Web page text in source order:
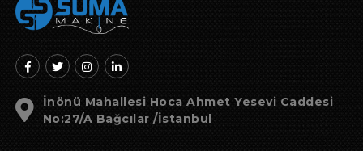
İnönü Mahallesi Hoca Ahmet Yesevi Caddesi
No:27/A Bağcılar /İstanbul